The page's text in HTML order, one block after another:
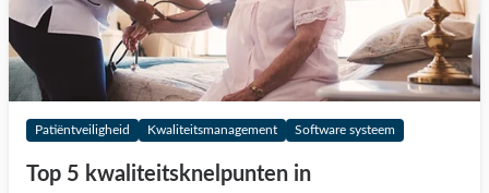
Patiëntveiligheid Kwaliteitsmanagement Software systeem
Top 5 kwaliteitsknelpunten in